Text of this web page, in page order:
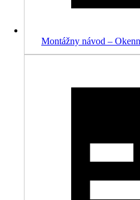
Montážny návod –